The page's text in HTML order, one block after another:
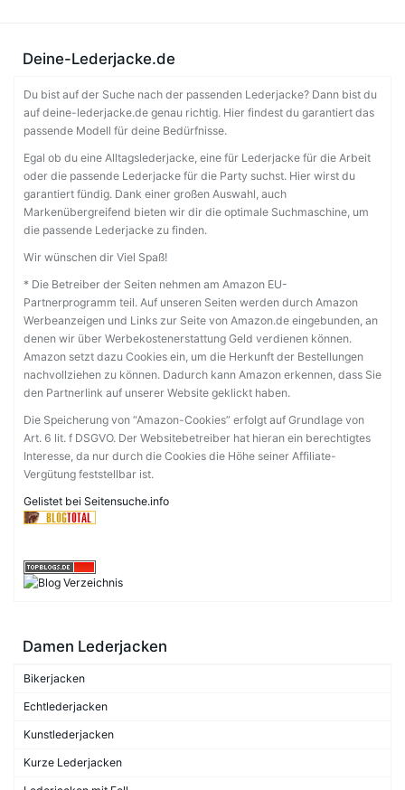
Deine-Lederjacke.de
Du bist auf der Suche nach der passenden Lederjacke? Dann bist du
auf deine-lederjacke.de genau richtig. Hier findest du garantiert das
passende Modell für deine Bedürfnisse.
Egal ob du eine Alltagslederjacke, eine für Lederjacke für die Arbeit
oder die passende Lederjacke für die Party suchst. Hier wirst du
garantiert fündig. Dank einer großen Auswahl, auch
Markenübergreifend bieten wir dir die optimale Suchmaschine, um
die passende Lederjacke zu finden.
Wir wünschen dir Viel Spaß!
* Die Betreiber der Seiten nehmen am Amazon EU-
Partnerprogramm teil. Auf unseren Seiten werden durch Amazon
Werbeanzeigen und Links zur Seite von Amazon.de eingebunden, an
denen wir über Werbekostenerstattung Geld verdienen können.
Amazon setzt dazu Cookies ein, um die Herkunft der Bestellungen
nachvollziehen zu können. Dadurch kann Amazon erkennen, dass Sie
den Partnerlink auf unserer Website geklickt haben.
Die Speicherung von “Amazon-Cookies” erfolgt auf Grundlage von
Art. 6 lit. f DSGVO. Der Websitebetreiber hat hieran ein berechtigtes
Interesse, da nur durch die Cookies die Höhe seiner Affiliate-
Vergütung feststellbar ist.
Gelistet bei Seitensuche.info
Damen Lederjacken
Bikerjacken
Echtlederjacken
Kunstlederjacken
Kurze Lederjacken